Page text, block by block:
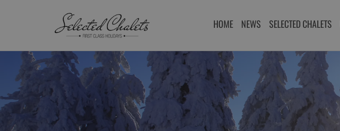
HOME NEWS SELECTED CHALETS